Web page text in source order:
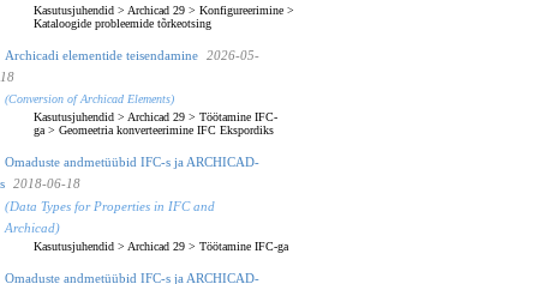
Kasutusjuhendid > Archicad 29 > Konfigureerimine >
Kataloogide probleemide tõrkeotsing
Archicadi elementide teisendamine
2026-05-
18
(Conversion of Archicad Elements)
Kasutusjuhendid > Archicad 29 > Töötamine IFC-
ga > Geomeetria konverteerimine IFC Ekspordiks
Omaduste andmetüübid IFC-s ja ARCHICAD-
s
2018-06-18
(Data Types for Properties in IFC and
Archicad)
Kasutusjuhendid > Archicad 29 > Töötamine IFC-ga
Omaduste andmetüübid IFC-s ja ARCHICAD-